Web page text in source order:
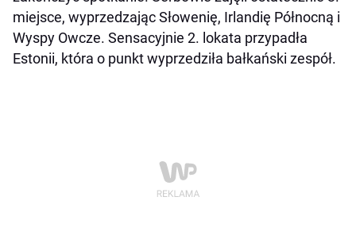
miejsce, wyprzedzając Słowenię, Irlandię Północną i
Wyspy Owcze. Sensacyjnie 2. lokata przypadła
Estonii, która o punkt wyprzedziła bałkański zespół.